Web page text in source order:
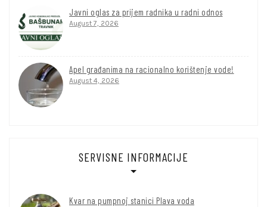
Javni oglas za prijem radnika u radni odnos
August 7, 2026
Apel građanima na racionalno korištenje vode!
August 4, 2026
SERVISNE INFORMACIJE
Kvar na pumpnoj stanici Plava voda